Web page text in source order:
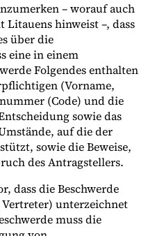
Wählen Sie einen Experten
– worauf auch
Litauens hinweist –, dass
über die
eine in einem
Folgendes enthalten
(Vorname,
(Code) und die
sowie das
auf die der
sowie die Beweise,
des Antragstellers.
dass die Beschwerde
unterzeichnet
muss die